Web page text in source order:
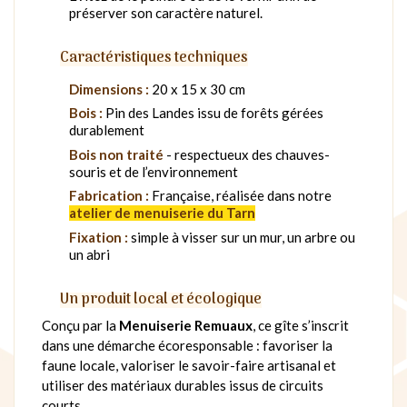
préserver son caractère naturel.
Caractéristiques techniques
Dimensions : 20 x 15 x 30 cm
Bois : Pin des Landes issu de forêts gérées
durablement
Bois non traité - respectueux des chauves-
souris et de l’environnement
Fabrication : Française, réalisée dans notre
atelier de menuiserie du Tarn
Fixation : simple à visser sur un mur, un arbre ou
un abri
Un produit local et écologique
Conçu par la Menuiserie Remuaux, ce gîte s’inscrit
dans une démarche écoresponsable : favoriser la
faune locale, valoriser le savoir-faire artisanal et
utiliser des matériaux durables issus de circuits